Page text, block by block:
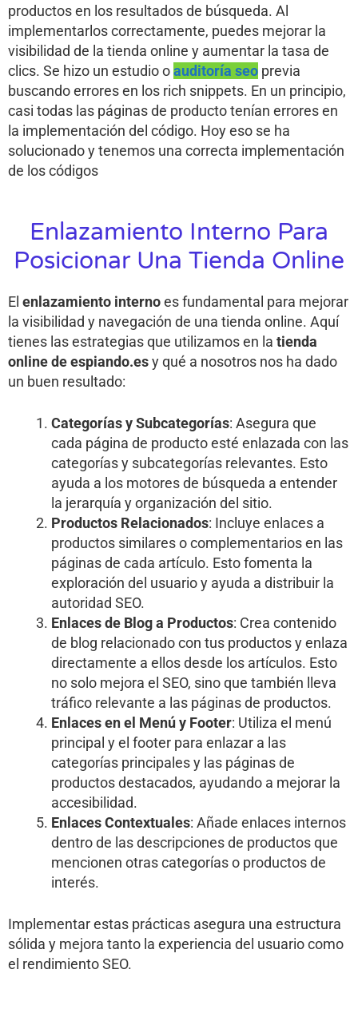
productos en los resultados de búsqueda. Al
implementarlos correctamente, puedes mejorar la
visibilidad de la tienda online y aumentar la tasa de
clics. Se hizo un estudio oauditoría seo previa
buscando errores en los rich snippets. En un principio,
casi todas las páginas de producto tenían errores en
la implementación del código. Hoy eso se ha
solucionado y tenemos una correcta implementación
de los códigos
Enlazamiento Interno Para
Posicionar Una Tienda Online
El enlazamiento internoes fundamental para mejorar
la visibilidad y navegación de una tienda online. Aquí
tienes las estrategias que utilizamos en la tienda
online de espiando.esy qué a nosotros nos ha dado
un buen resultado:
Categorías y Subcategorías: Asegura que
cada página de producto esté enlazada con las
categorías y subcategorías relevantes. Esto
ayuda a los motores de búsqueda a entender
la jerarquía y organización del sitio.
Productos Relacionados: Incluye enlaces a
productos similares o complementarios en las
páginas de cada artículo. Esto fomenta la
exploración del usuario y ayuda a distribuir la
autoridad SEO.
Enlaces de Blog a Productos: Crea contenido
de blog relacionado con tus productos y enlaza
directamente a ellos desde los artículos. Esto
no solo mejora el SEO, sino que también lleva
tráfico relevante a las páginas de productos.
Enlaces en el Menú y Footer: Utiliza el menú
principal y el footer para enlazar a las
categorías principales y las páginas de
productos destacados, ayudando a mejorar la
accesibilidad.
Enlaces Contextuales: Añade enlaces internos
dentro de las descripciones de productos que
mencionen otras categorías o productos de
interés.
Implementar estas prácticas asegura una estructura
sólida y mejora tanto la experiencia del usuario como
el rendimiento SEO.